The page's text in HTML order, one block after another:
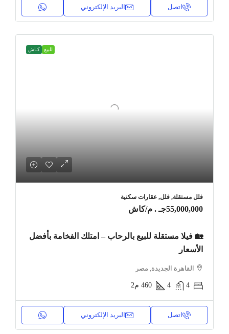
اتصل البريد الإلكتروني
للبيع كـاش
فلل مستقلة, فلل, عقارات سكنية
55,000,000جـ . م /كاش
🏡 فيلا مستقلة للبيع بالرحاب – امتلك الفخامة بأفضل
الأسعار
القاهرة الجديدة, مصر
4
4
460 م2
اتصل البريد الإلكتروني